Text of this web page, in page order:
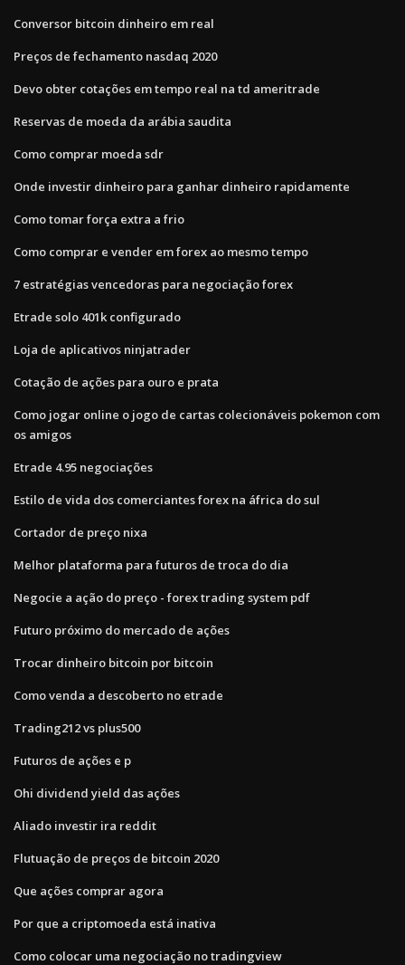
Conversor bitcoin dinheiro em real
Preços de fechamento nasdaq 2020
Devo obter cotações em tempo real na td ameritrade
Reservas de moeda da arábia saudita
Como comprar moeda sdr
Onde investir dinheiro para ganhar dinheiro rapidamente
Como tomar força extra a frio
Como comprar e vender em forex ao mesmo tempo
7 estratégias vencedoras para negociação forex
Etrade solo 401k configurado
Loja de aplicativos ninjatrader
Cotação de ações para ouro e prata
Como jogar online o jogo de cartas colecionáveis ​​pokemon com
os amigos
Etrade 4.95 negociações
Estilo de vida dos comerciantes forex na áfrica do sul
Cortador de preço nixa
Melhor plataforma para futuros de troca do dia
Negocie a ação do preço - forex trading system pdf
Futuro próximo do mercado de ações
Trocar dinheiro bitcoin por bitcoin
Como venda a descoberto no etrade
Trading212 vs plus500
Futuros de ações e p
Ohi dividend yield das ações
Aliado investir ira reddit
Flutuação de preços de bitcoin 2020
Que ações comprar agora
Por que a criptomoeda está inativa
Como colocar uma negociação no tradingview